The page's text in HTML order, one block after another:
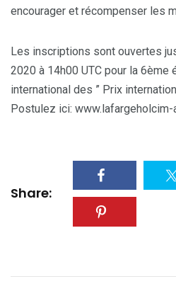
encourager et récompenser les
Les inscriptions sont ouvertes
2020 à 14h00 UTC pour la 6ème
international des ” Prix
Postulez ici: www.lafargeholcim-
Share: